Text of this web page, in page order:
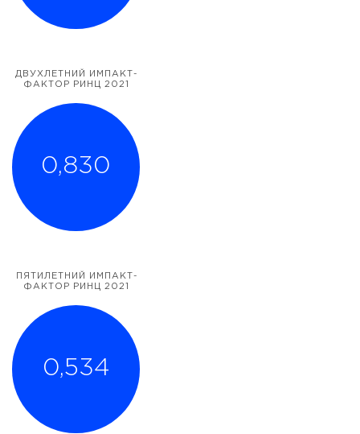
ДВУХЛЕТНИЙ ИМПАКТ-
ФАКТОР РИНЦ 2021
0,830
ПЯТИЛЕТНИЙ ИМПАКТ-
ФАКТОР РИНЦ 2021
0,534